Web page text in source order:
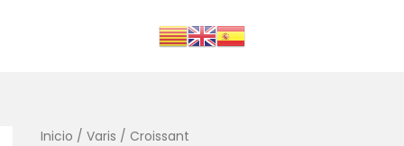
Inicio / Varis / Croissant